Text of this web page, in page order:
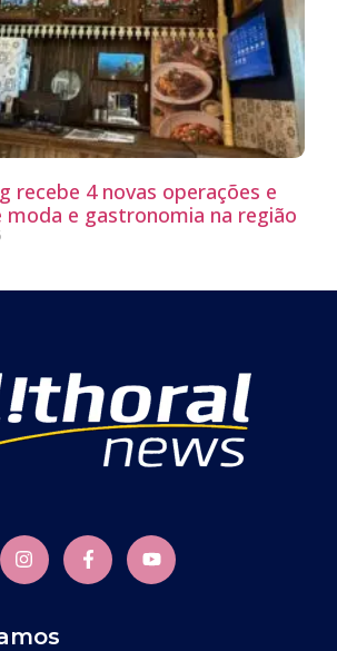
recebe 4 novas operações e
moda e gastronomia na região